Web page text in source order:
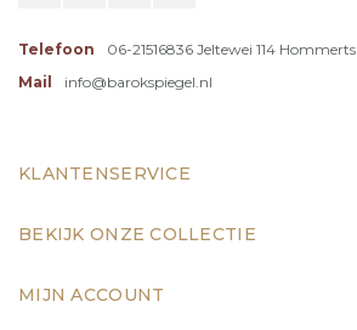
Telefoon
06-21516836 Jeltewei 114 Hommerts
Mail
info@barokspiegel.nl
KLANTENSERVICE
BEKIJK ONZE COLLECTIE
MIJN ACCOUNT